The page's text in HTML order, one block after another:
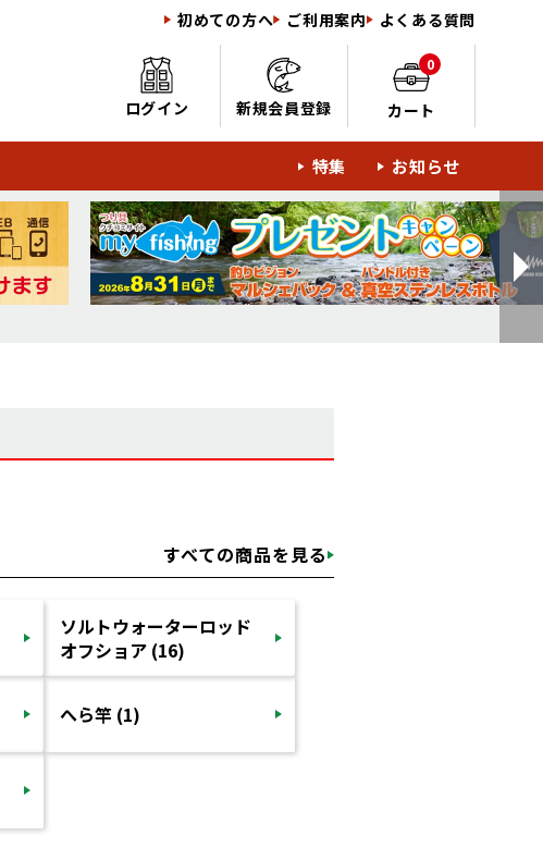
初めての方へ ご利用案内 よくある質問
ログイン 新規会員登録
0
カート
特集 お知らせ
すべての商品を見る
ソルトウォーターロッド
オフショア (16)
へら竿 (1)